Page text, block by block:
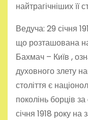
найтрагічніших її
Ведуча: 29 січня
що розташована на
Бахмач – Київ ,
духовного злету
століття є
поколінь борців
січня 1918 року на